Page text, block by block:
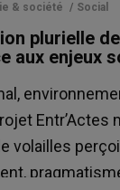
& société / Social
plurielle
aux enjeux
Entr’Actes
volailles